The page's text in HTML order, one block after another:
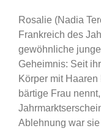
Rosalie (Nadia
Frankreich des
gewöhnliche
Geheimnis: Seit
Körper mit
bärtige Frau
Ablehnung war